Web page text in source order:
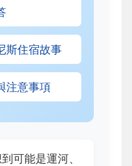
斯住宿故事
注意事項
可能是運河、